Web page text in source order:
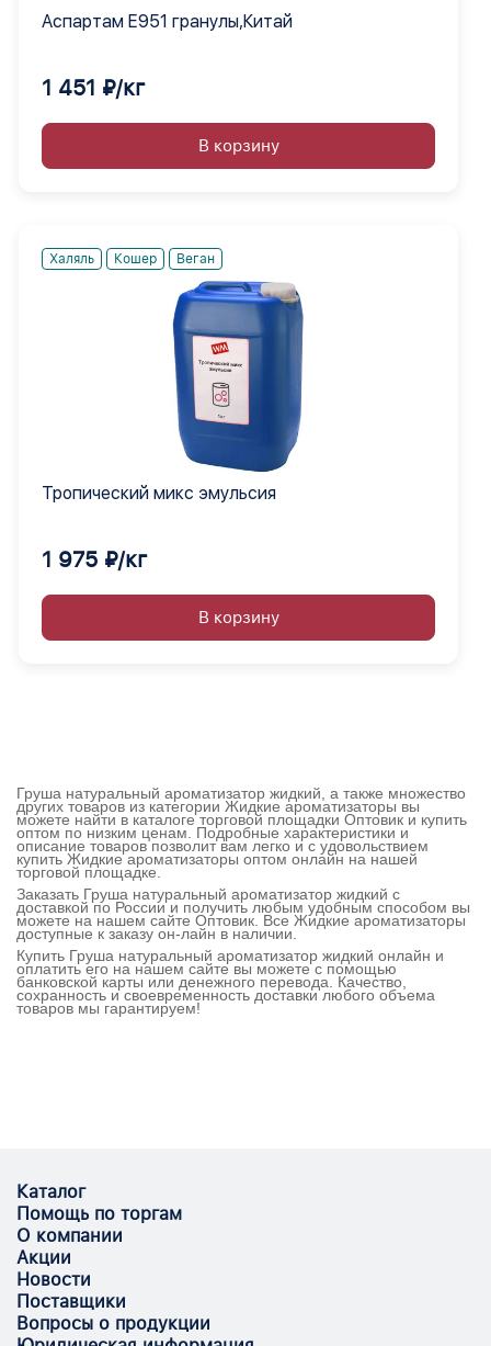
Аспартам Е951 гранулы,Китай
1 451 ₽/кг
В корзину
Халяль Кошер Веган
Тропический микс эмульсия
1 975 ₽/кг
В корзину
Груша натуральный ароматизатор жидкий, а также множество
других товаров из категории Жидкие ароматизаторы вы
можете найти в каталоге торговой площадки Оптовик и купить
оптом по низким ценам. Подробные характеристики и
описание товаров позволит вам легко и с удовольствием
купить Жидкие ароматизаторы оптом онлайн на нашей
торговой площадке.
Заказать Груша натуральный ароматизатор жидкий с
доставкой по России и получить любым удобным способом вы
можете на нашем сайте Оптовик. Все Жидкие ароматизаторы
доступные к заказу он-лайн в наличии.
Купить Груша натуральный ароматизатор жидкий онлайн и
оплатить его на нашем сайте вы можете с помощью
банковской карты или денежного перевода. Качество,
сохранность и своевременность доставки любого объема
товаров мы гарантируем!
Каталог
Помощь по торгам
О компании
Акции
Новости
Поставщики
Вопросы о продукции